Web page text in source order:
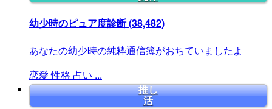
幼少時のピュア度診断(38,482)
あなたの幼少時の純粋通信簿がおちていましたよ
恋愛 性格 占い ...
推し
活